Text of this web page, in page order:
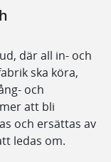
där all in- och
ska köra,
och
att bli
och ersättas av
ledas om.